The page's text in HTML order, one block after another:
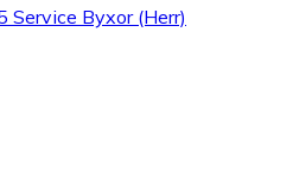
Byxor (Herr)